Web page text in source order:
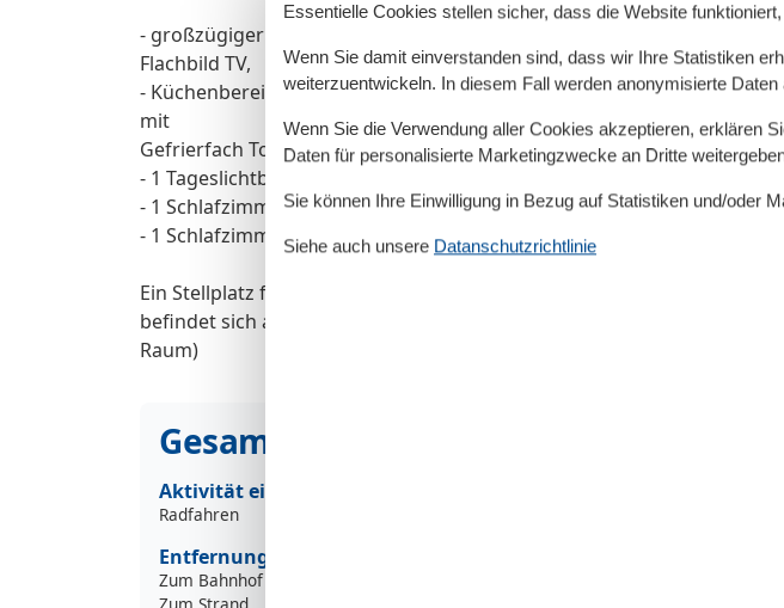
- großzügiger lichtdurchfluteter Wohnbereich mit Zugang zur
Flachbild TV,
- Küchenbereich mit Küchenzeile (Backofen, Mikrowelle, 4 Zonen -
mit
Gefrierfach Toaster, Kaffeemaschine, Wasserkocher) sowie Esstisch
- 1 Tageslichtbad mit Dusche, WC und Waschtisch
- 1 Schlafzimmer mit Doppelbett und Kleiderschrank
- 1 Schlafzimmer mit 2 Einzelbetten und Kleiderschrank
Ein Stellplatz für Ihren PKW finden Sie direkt neben dem Haus. Ein
befindet sich auch direkt neben dem Haus. Waschmaschine im EG mit
Raum)
Gesamte Ausstattung
Aktivität einrichtungen
Radfahren
Entfernungen
Zum Bahnhof
Essentielle Cookies stellen sicher, dass die Website
Wenn Sie damit einverstanden sind, dass wir Ihre Statistiken
weiterzuentwickeln. In diesem Fall werden anonymisierte
Wenn Sie die Verwendung aller Cookies akzeptieren, erklären
Daten für personalisierte Marketingzwecke an Dritte
Sie können Ihre Einwilligung in Bezug auf Statistiken und/oder
Siehe auch unsere Datanschutzrichtlinie